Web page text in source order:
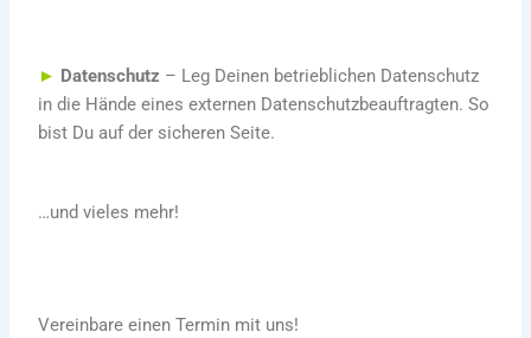
► Datenschutz – Leg Deinen betrieblichen Datenschutz
in die Hände eines externen Datenschutzbeauftragten. So
bist Du auf der sicheren Seite.
…und vieles mehr!
Vereinbare einen Termin mit uns!